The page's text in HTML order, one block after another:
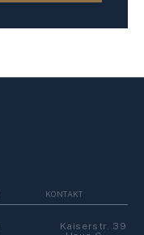
KONTAKT
Kaiserstr. 39